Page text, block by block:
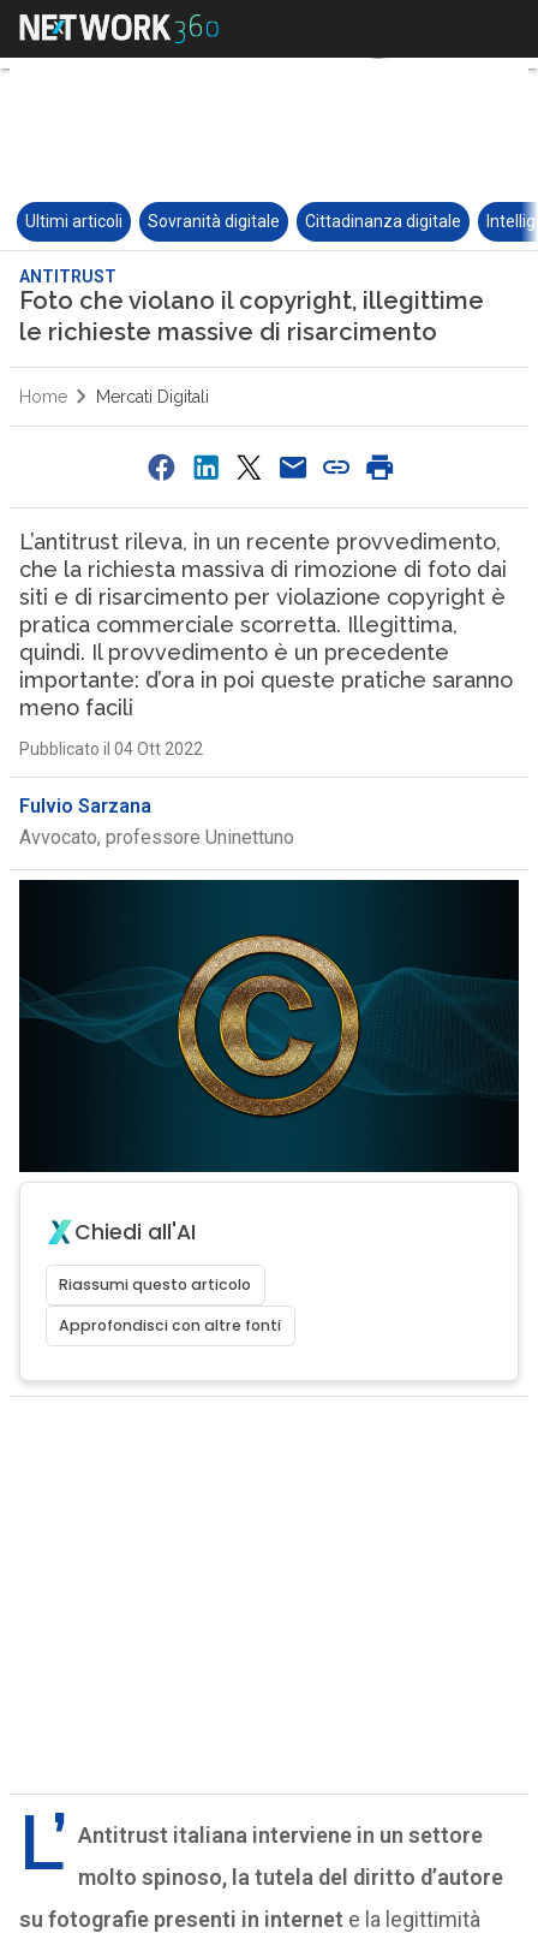
Ultimi articoli Sovranità digitale Cittadinanza digitale
ANTITRUST
Foto che violano il copyright, illegittime
le richieste massive di risarcimento
Home Mercati Digitali
L’antitrust rileva, in un recente provvedimento,
che la richiesta massiva di rimozione di foto dai
siti e di risarcimento per violazione copyright è
pratica commerciale scorretta. Illegittima,
quindi. Il provvedimento è un precedente
importante: d’ora in poi queste pratiche saranno
meno facili
Pubblicato il 04 Ott 2022
Fulvio Sarzana
Avvocato, professore Uninettuno
Chiedi all'AI
Riassumi questo articolo
Approfondisci con altre fonti
L’ Antitrust italiana interviene in un settore
molto spinoso, la tutela del diritto d’autore
su fotografie presenti in internet e la legittimità